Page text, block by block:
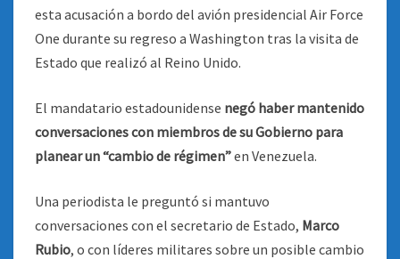
esta acusación a bordo del avión presidencial Air Force
One durante su regreso a Washington tras la visita de
Estado que realizó al Reino Unido.
El mandatario estadounidense negó haber mantenido
conversaciones con miembros de su Gobierno para
planear un “cambio de régimen”en Venezuela.
Una periodista le preguntó si mantuvo
conversaciones con el secretario de Estado, Marco
Rubio, o con líderes militares sobre un posible cambio